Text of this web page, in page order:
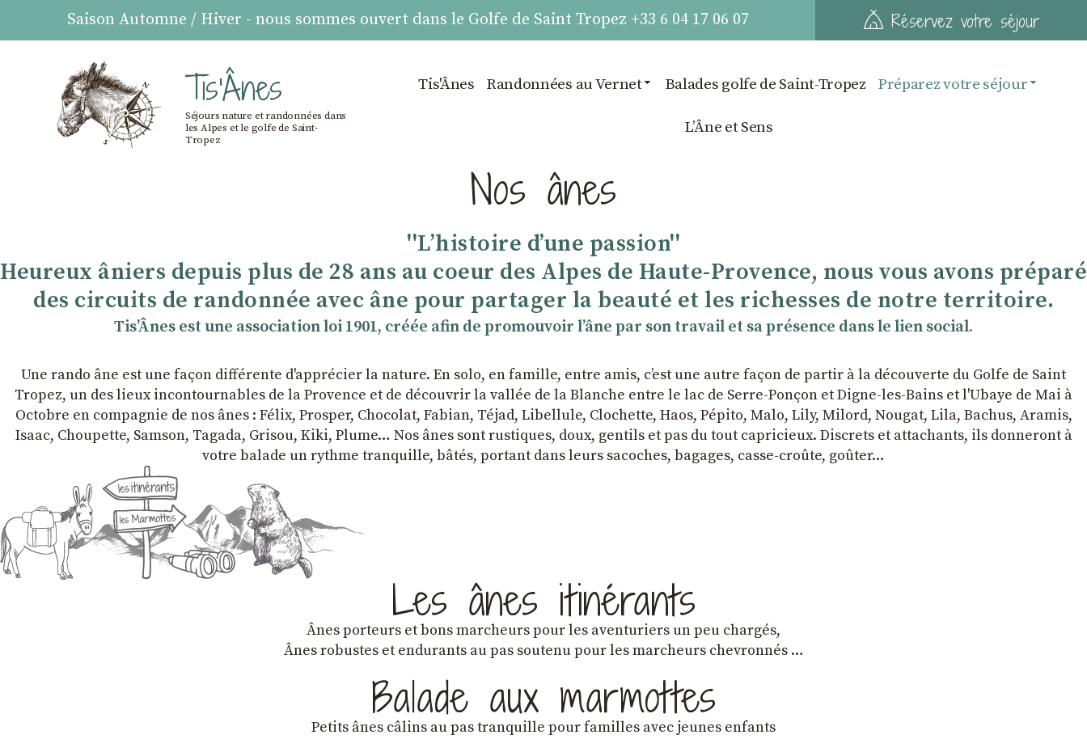
Saison Automne / Hiver - nous sommes ouvert dans le Golfe de Saint Tropez +33 6 04 17 06 07 Réservez votre séjour
Tis'Ânes
Séjours nature et randonnées dans
les Alpes et le golfe de Saint-
Tropez
Tis'Ânes Randonnées au Vernet Balades golfe de Saint-Tropez Préparez votre séjour
LʼÂne et Sens
Nos ânes
''Lʼhistoire dʼune passion''
Heureux âniers depuis plus de 28 ans au coeur des Alpes de Haute-Provence, nous vous avons préparé
des circuits de randonnée avec âne pour partager la beauté et les richesses de notre territoire.
TisʼÂnes est une association loi 1901, créée afin de promouvoir lʼâne par son travail et sa présence dans le lien social.
Une rando âne est une façon différente d'apprécier la nature. En solo, en famille, entre amis, cʼest une autre façon de partir à la découverte du Golfe de Saint
Tropez, un des lieux incontournables de la Provence et de découvrir la vallée de la Blanche entre le lac de Serre-Ponçon et Digne-les-Bains et l'Ubaye de Mai à
Octobre en compagnie de nos ânes : Félix, Prosper, Chocolat, Fabian, Téjad, Libellule, Clochette, Haos, Pépito, Malo, Lily, Milord, Nougat, Lila, Bachus, Aramis,
Isaac, Choupette, Samson, Tagada, Grisou, Kiki, Plume… Nos ânes sont rustiques, doux, gentils et pas du tout capricieux. Discrets et attachants, ils donneront à
votre balade un rythme tranquille, bâtés, portant dans leurs sacoches, bagages, casse-croûte, goûter…
Les ânes itinérants
Ânes porteurs et bons marcheurs pour les aventuriers un peu chargés,
Ânes robustes et endurants au pas soutenu pour les marcheurs chevronnés …
Balade aux marmottes
Petits ânes câlins au pas tranquille pour familles avec jeunes enfants